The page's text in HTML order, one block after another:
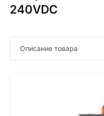
240VDC
Описание товара